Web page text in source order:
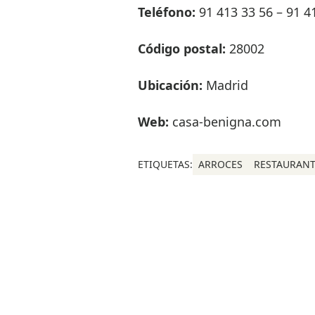
Teléfono: 91 413 33 56 – 91
Código postal: 28002
Ubicación: Madrid
Web: casa-benigna.com
ETIQUETAS: ARROCES